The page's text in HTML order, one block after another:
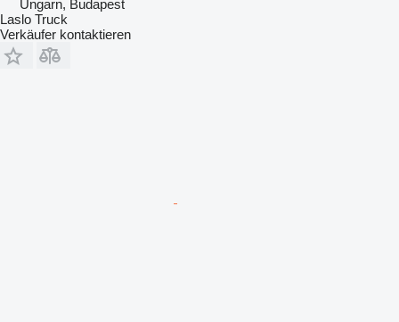
Ungarn, Budapest
Laslo Truck
Verkäufer kontaktieren